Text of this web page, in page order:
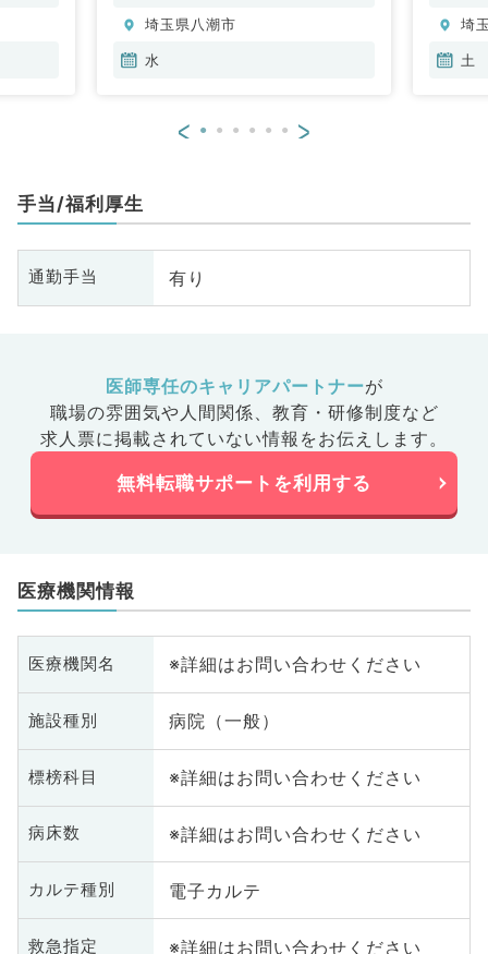
内科、血液内科、外科系全般、一
般外科、膠原病科
埼玉県八潮市
水
埼
土
< >
手当/福利厚生
通勤手当 有り
医師専任のキャリアパートナーが
職場の雰囲気や人間関係、 教育・研修制度など
求人票に掲載されていない情報をお伝えします。
無料転職サポートを利用する
医療機関情報
医療機関名 ※詳細はお問い合わせください
施設種別 病院（一般）
標榜科目 ※詳細はお問い合わせください
病床数 ※詳細はお問い合わせください
カルテ種別 電子カルテ
救急指定 ※詳細はお問い合わせください